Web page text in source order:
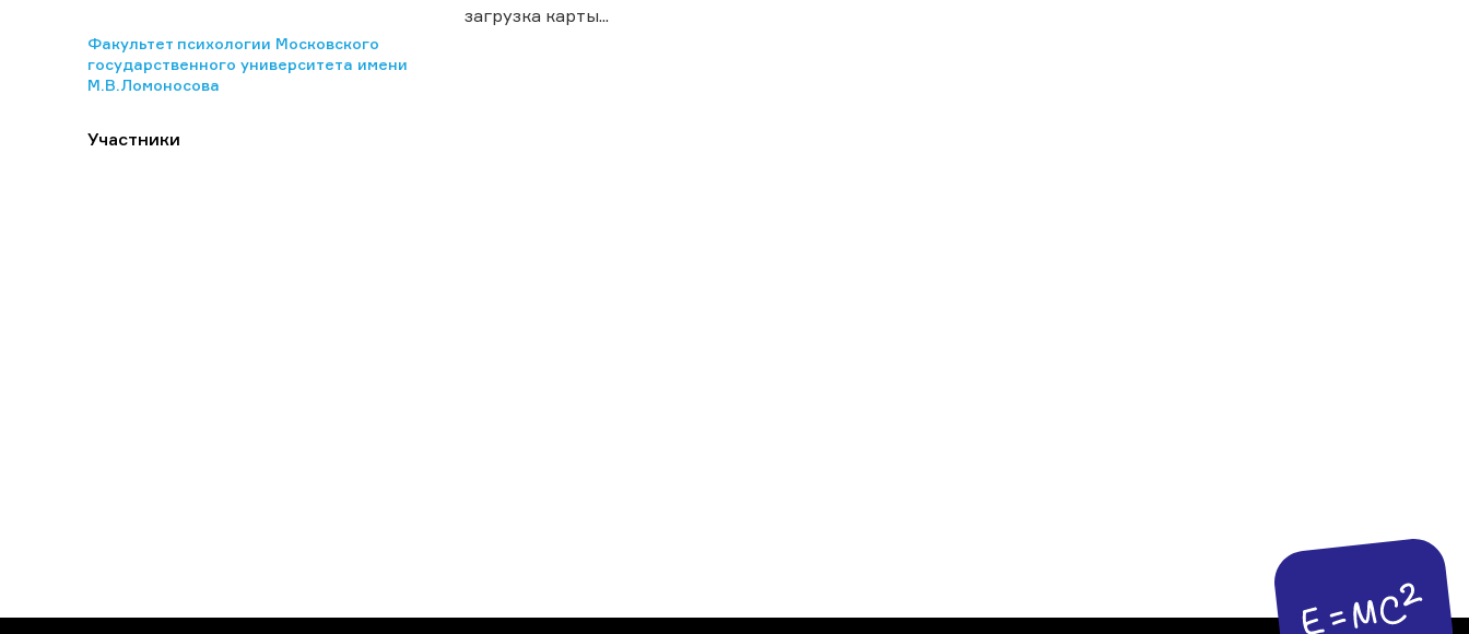
Факультет психологии Московского
государственного университета имени
М.В.Ломоносова
Участники
загрузка карты...